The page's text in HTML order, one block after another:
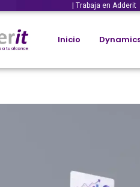
| Trabaja en Adderit
Inicio